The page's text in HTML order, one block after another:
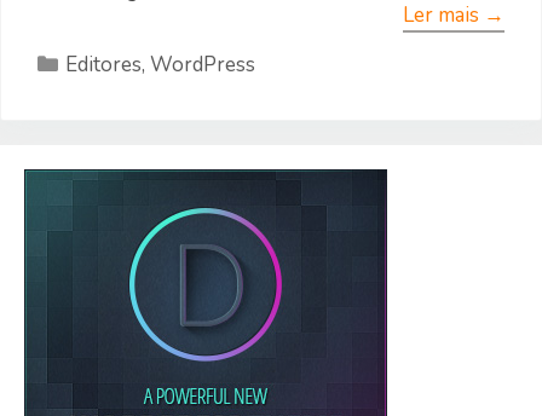
Ler mais →
Categorias
Editores,WordPress